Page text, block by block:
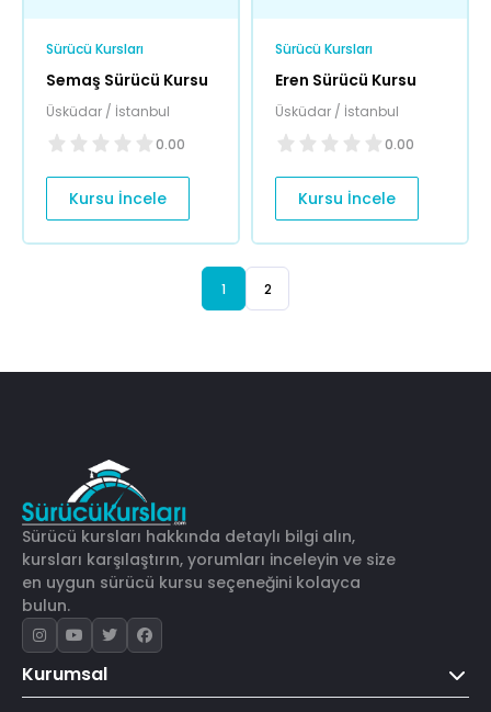
Sürücü Kursları
Semaş Sürücü Kursu
Üsküdar / İstanbul
0.00
Kursu İncele
Sürücü Kursları
Eren Sürücü Kursu
Üsküdar / İstanbul
0.00
Kursu İncele
1 2
Sürücü kursları hakkında detaylı bilgi alın,
kursları karşılaştırın, yorumları inceleyin ve size
en uygun sürücü kursu seçeneğini kolayca
bulun.
Kurumsal